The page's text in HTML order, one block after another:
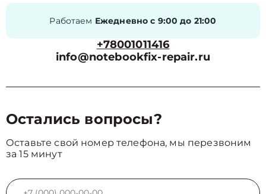
Работаем Ежедневно с 9:00 до 21:00
+78001011416
info@notebookfix-repair.ru
Остались вопросы?
Оставьте свой номер телефона, мы перезвоним
за 15 минут